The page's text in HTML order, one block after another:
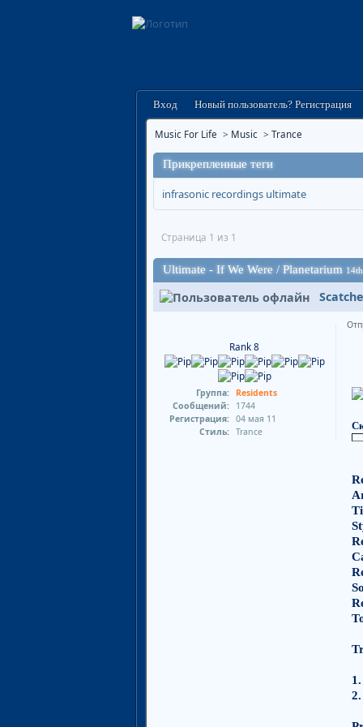
Вход Новый пользователь? Регистрация
Music For Life > Music > Trance
Прикрепленные теги
infrasonic recordings ultimate
Страница 1 из 1
Ultimate - If We Were / Planetarium
Rank 8
Группа:
Residents
Сообщений:
1744
Регистрация:
04 мая 11
Стиль:
Trance
1.
2.